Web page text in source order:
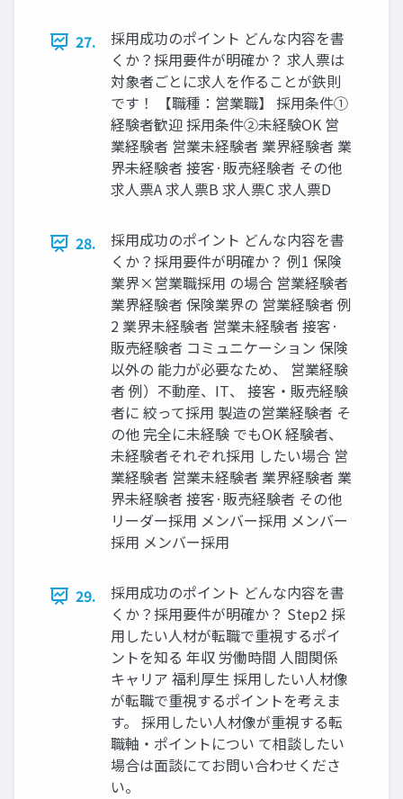
27.
採⽤成功のポイント どんな内容を書
くか？採⽤要件が明確か？ 求⼈票は
対象者ごとに求⼈を作ることが鉄則
です！ 【職種：営業職】 採⽤条件①
経験者歓迎 採⽤条件②未経験OK 営
業経験者 営業未経験者 業界経験者 業
界未経験者 接客·販売経験者 その他
求⼈票A 求⼈票B 求⼈票C 求⼈票D
28.
採⽤成功のポイント どんな内容を書
くか？採⽤要件が明確か？ 例1 保険
業界×営業職採⽤ の場合 営業経験者
業界経験者 保険業界の 営業経験者 例
2 業界未経験者 営業未経験者 接客·
販売経験者 コミュニケーション 保険
以外の 能⼒が必要なため、 営業経験
者 例）不動産、IT、 接客‧販売経験
者に 絞って採⽤ 製造の営業経験者 そ
の他 完全に未経験 でもOK 経験者、
未経験者それぞれ採⽤ したい場合 営
業経験者 営業未経験者 業界経験者 業
界未経験者 接客·販売経験者 その他
リーダー採⽤ メンバー採⽤ メンバー
採⽤ メンバー採⽤
29.
採⽤成功のポイント どんな内容を書
くか？採⽤要件が明確か？ Step2 採
⽤したい⼈材が転職で重視するポイ
ントを知る 年収 労働時間 ⼈間関係
キャリア 福利厚⽣ 採⽤したい⼈材像
が転職で重視するポイントを考えま
す。 採⽤したい⼈材像が重視する転
職軸‧ポイントについ て相談したい
場合は⾯談にてお問い合わせくださ
い。